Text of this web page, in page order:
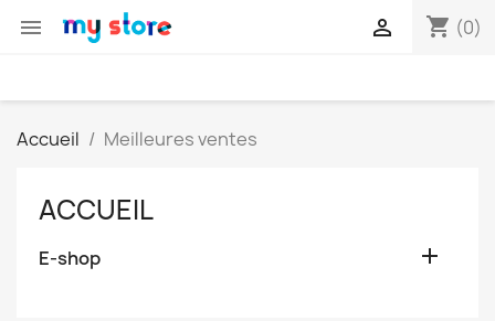
 shopping_cart (0)

Accueil Meilleures ventes
ACCUEIL
E-shop 